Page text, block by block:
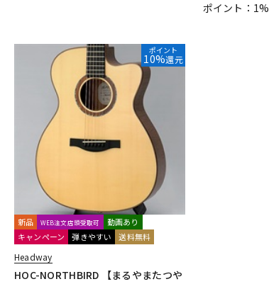
ポイント：1%
ポイント
10%還元
新品 WEB注文店頭受取可
動画あり
キャンペーン
弾きやすい 送料無料
Headway
HOC-NORTHBIRD 【まるやまたつや